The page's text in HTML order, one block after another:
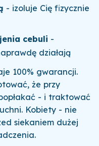
- izoluje Cię fizycznie
cebuli -
działają
100% gwarancji.
że przy
- i traktować
Kobiety - nie
siekaniem dużej